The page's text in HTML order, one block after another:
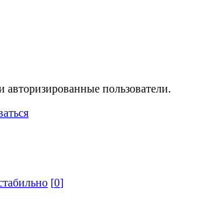
авторизированные пользователи.
[0]